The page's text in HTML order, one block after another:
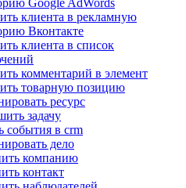
Google AdWords
клиента в рекламную
Вконтакте
клиента в список
комментарий в элемент
товарную позицию
ресурс
задачу
события в crm
дело
компанию
контакт